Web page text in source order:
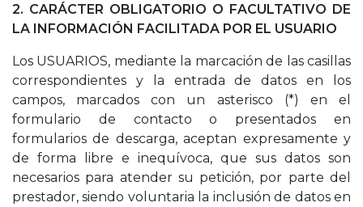
2. CARÁCTER OBLIGATORIO O FACULTATIVO DE
LA INFORMACIÓN FACILITADA POR EL USUARIO
Los USUARIOS, mediante la marcación de las casillas
correspondientes y la entrada de datos en los
campos, marcados con un asterisco (*) en el
formulario de contacto o presentados en
formularios de descarga, aceptan expresamente y
de forma libre e inequívoca, que sus datos son
necesarios para atender su petición, por parte del
prestador, siendo voluntaria la inclusión de datos en